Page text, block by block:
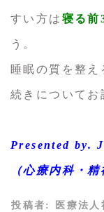
すい方は 寝る前
う。
睡眠の質を整え
続きについてお
Presented by.
（心療内科・
投稿者: 医療法